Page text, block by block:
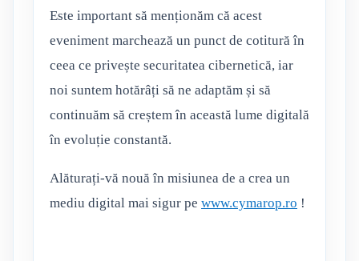
Este important să menționăm că acest
eveniment marchează un punct de cotitură în
ceea ce privește securitatea cibernetică, iar
noi suntem hotărâți să ne adaptăm și să
continuăm să creștem în această lume digitală
în evoluție constantă.
Alăturați-vă nouă în misiunea de a crea un
mediu digital mai sigur pe www.cymarop.ro !